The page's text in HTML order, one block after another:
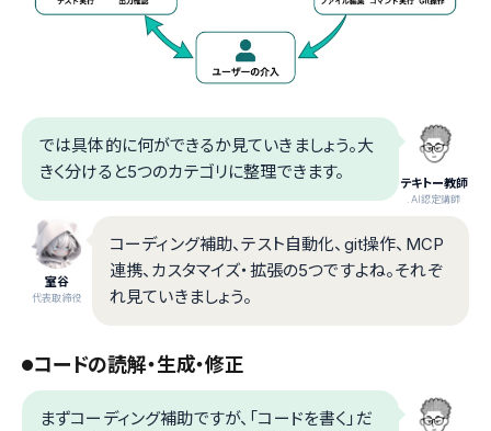
テキトー教師
.AI認定講師
では具体的に何ができるか見ていきましょう。大
きく分けると5つのカテゴリに整理できます。
室谷
代表取締役
コーディング補助、テスト自動化、git操作、MCP
連携、カスタマイズ・拡張の5つですよね。それぞ
れ見ていきましょう。
コードの読解・生成・修正
まずコーディング補助ですが、「コードを書く」だ